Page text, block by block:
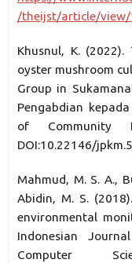
/theijst/article/view/
Khusnul, K.
oyster mushroom
Group in
Pengabdian
of Community
DOI:10.22146/
Mahmud, M. S. A.,
Abidin, M. S.
environmental
Indonesian
Computer